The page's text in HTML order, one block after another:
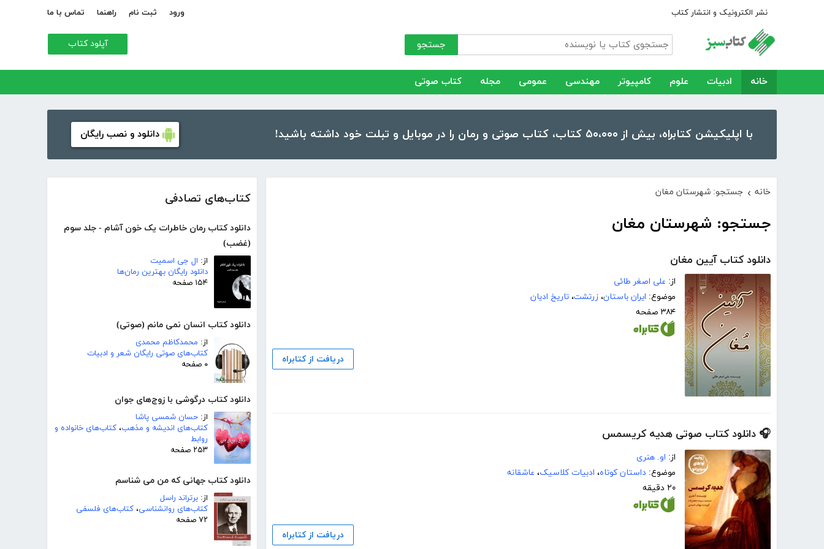
نشر الکترونیک و انتشار کتاب ورود ثبت نام راهنما تماس با ما
جستجو آپلود کتاب
خانه ادبیات علوم کامپیوتر مهندسی عمومی مجله کتاب صوتی
با اپلیکیشن کتابراه، بیش از ۵۰،۰۰۰ کتاب، کتاب صوتی و رمان را در موبایل و تبلت خود داشته باشید! دانلود و نصب رایگان
کتاب‌های تصادفی
دانلود کتاب رمان خاطرات یک خون آشام - جلد سوم
(غضب)
از: ال جی اسمیت
دانلود رایگان بهترین رمان‌ها
۱۵۴ صفحه
دانلود کتاب انسان نمی مانم (صوتی)
از: محمدکاظم محمدی
کتاب‌های صوتی رایگان شعر و ادبیات
۰ صفحه
دانلود کتاب درگوشی با زوج‌های جوان
از: حسان شمسی پاشا
کتاب‌های اندیشه و مذهب، کتاب‌های خانواده و
روابط
۲۵۳ صفحه
دانلود کتاب جهانی که من می شناسم
از: برتراند راسل
کتاب‌های روانشناسی، کتاب‌های فلسفی
۷۲ صفحه
خانه › جستجو: شهرستان مغان
جستجو: شهرستان مغان
دانلود کتاب آیین مغان
از: علی اصغر طائی
موضوع: ایران باستان، زرتشت، تاریخ ادیان
۳۸۴ صفحه
دریافت از کتابراه
🎧 دانلود کتاب صوتی هدیه کریسمس
از: او. هنری
موضوع: داستان کوتاه، ادبیات کلاسیک، عاشقانه
۲۰ دقیقه
دریافت از کتابراه